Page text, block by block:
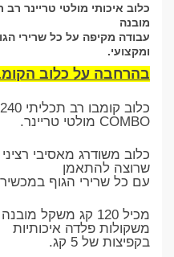
מובנה
עבודה מקיפה על כל שרירי
ומקצועי.
בהרחבה על כלוב
COMBO מולטי טריינר.
כלוב משודרג מאסיבי
שרוצה להתאמן
עם כל שרירי הגוף
משקולות פלדה איכותיות
בקפיצות של 5 קג.